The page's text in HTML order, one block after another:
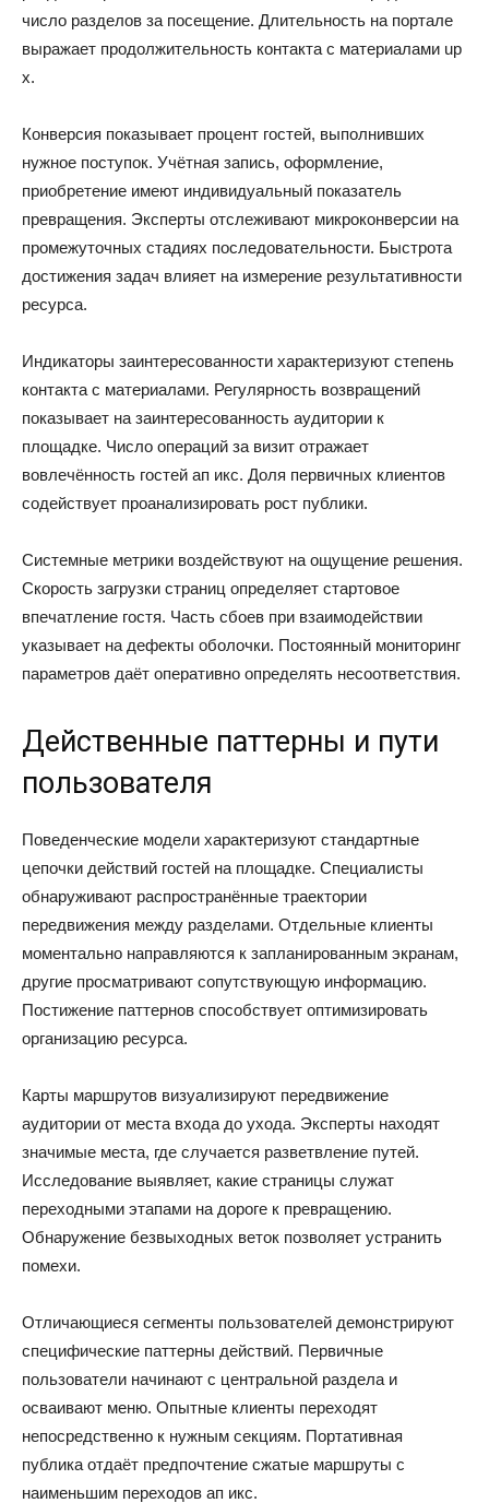
число разделов за посещение. Длительность на портале
выражает продолжительность контакта с материалами up
x.
Конверсия показывает процент гостей, выполнивших
нужное поступок. Учётная запись, оформление,
приобретение имеют индивидуальный показатель
превращения. Эксперты отслеживают микроконверсии на
промежуточных стадиях последовательности. Быстрота
достижения задач влияет на измерение результативности
ресурса.
Индикаторы заинтересованности характеризуют степень
контакта с материалами. Регулярность возвращений
показывает на заинтересованность аудитории к
площадке. Число операций за визит отражает
вовлечённость гостей ап икс. Доля первичных клиентов
содействует проанализировать рост публики.
Системные метрики воздействуют на ощущение решения.
Скорость загрузки страниц определяет стартовое
впечатление гостя. Часть сбоев при взаимодействии
указывает на дефекты оболочки. Постоянный мониторинг
параметров даёт оперативно определять несоответствия.
Действенные паттерны и пути
пользователя
Поведенческие модели характеризуют стандартные
цепочки действий гостей на площадке. Специалисты
обнаруживают распространённые траектории
передвижения между разделами. Отдельные клиенты
моментально направляются к запланированным экранам,
другие просматривают сопутствующую информацию.
Постижение паттернов способствует оптимизировать
организацию ресурса.
Карты маршрутов визуализируют передвижение
аудитории от места входа до ухода. Эксперты находят
значимые места, где случается разветвление путей.
Исследование выявляет, какие страницы служат
переходными этапами на дороге к превращению.
Обнаружение безвыходных веток позволяет устранить
помехи.
Отличающиеся сегменты пользователей демонстрируют
специфические паттерны действий. Первичные
пользователи начинают с центральной раздела и
осваивают меню. Опытные клиенты переходят
непосредственно к нужным секциям. Портативная
публика отдаёт предпочтение сжатые маршруты с
наименьшим переходов ап икс.